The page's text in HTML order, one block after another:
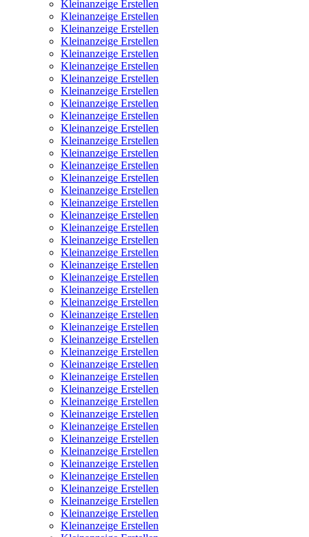
Kleinanzeige Erstellen
Kleinanzeige Erstellen
Kleinanzeige Erstellen
Kleinanzeige Erstellen
Kleinanzeige Erstellen
Kleinanzeige Erstellen
Kleinanzeige Erstellen
Kleinanzeige Erstellen
Kleinanzeige Erstellen
Kleinanzeige Erstellen
Kleinanzeige Erstellen
Kleinanzeige Erstellen
Kleinanzeige Erstellen
Kleinanzeige Erstellen
Kleinanzeige Erstellen
Kleinanzeige Erstellen
Kleinanzeige Erstellen
Kleinanzeige Erstellen
Kleinanzeige Erstellen
Kleinanzeige Erstellen
Kleinanzeige Erstellen
Kleinanzeige Erstellen
Kleinanzeige Erstellen
Kleinanzeige Erstellen
Kleinanzeige Erstellen
Kleinanzeige Erstellen
Kleinanzeige Erstellen
Kleinanzeige Erstellen
Kleinanzeige Erstellen
Kleinanzeige Erstellen
Kleinanzeige Erstellen
Kleinanzeige Erstellen
Kleinanzeige Erstellen
Kleinanzeige Erstellen
Kleinanzeige Erstellen
Kleinanzeige Erstellen
Kleinanzeige Erstellen
Kleinanzeige Erstellen
Kleinanzeige Erstellen
Kleinanzeige Erstellen
Kleinanzeige Erstellen
Kleinanzeige Erstellen
Kleinanzeige Erstellen